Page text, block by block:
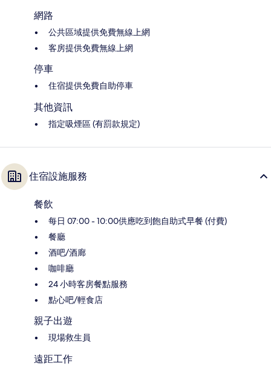
網路
公共區域提供免費無線上網
客房提供免費無線上網
停車
住宿提供免費自助停車
其他資訊
指定吸煙區 (有罰款規定)
住宿設施服務
餐飲
每日 07:00 - 10:00供應吃到飽自助式早餐 (付費)
餐廳
酒吧/酒廊
咖啡廳
24 小時客房餐點服務
點心吧/輕食店
親子出遊
現場救生員
遠距工作